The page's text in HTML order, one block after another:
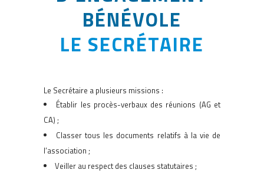
BÉNÉVOLE
LE SECRÉTAIRE
Le Secrétaire a plusieurs missions :
Établir les procès-verbaux des réunions (AG et
CA) ;
Classer tous les documents relatifs à la vie de
l’association ;
Veiller au respect des clauses statutaires ;